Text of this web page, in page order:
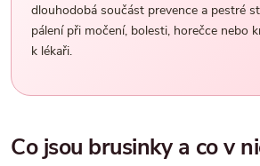
dlouhodobá součást prevence a pestré
pálení při močení, bolesti, horečce nebo
k lékaři.
Co jsou brusinky a co v